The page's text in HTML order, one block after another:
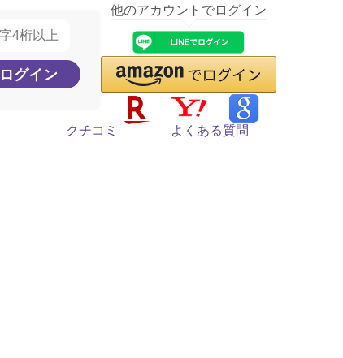
他のアカウントでログイン
クチコミ よくある質問